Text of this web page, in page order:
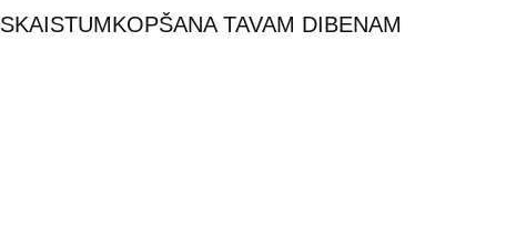
SKAISTUMKOPŠANA TAVAM DIBENAM